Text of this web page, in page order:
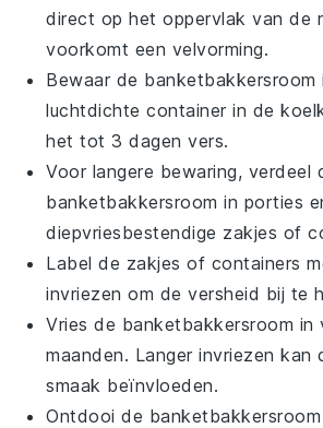
direct op het oppervlak van de
voorkomt een velvorming.
Bewaar de banketbakkersroom
luchtdichte container in de
het tot 3 dagen vers.
Voor langere bewaring, verdeel
banketbakkersroom in porties
diepvriesbestendige zakjes of
Label de zakjes of containers
invriezen om de versheid bij te
Vries de banketbakkersroom in
maanden. Langer invriezen kan
smaak beïnvloeden.
Ontdooi de banketbakkersroom